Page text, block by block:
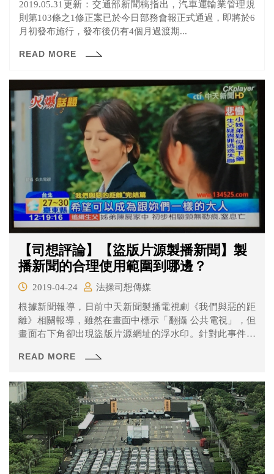
2019.05.31更新：交通部新聞稿指出，汽車運輸業管理規
則第103條之1修正案已於今日部務會報正式通過，即將於6
月初發布施行，發布後仍有4個月過渡期...
READ MORE
【司想評論】【盜版片源製播新聞】製
播新聞的合理使用範圍到哪邊？
2019-04-24
法操司想傳媒
根據新聞報導，日前中天新聞製播電視劇《我們與惡的距
離》相關報導，雖然在畫面中標示「翻攝 公共電視」，但
畫面右下角卻出現盜版片源網址的浮水印。針對此事件，
聞素材，公視已立即通知請其下架，並再次重申「我們與
看或是散佈，都屬盜版行為。公視已循法律途徑解決，懇
請以行動支持正版、支持臺劇。」
READ MORE